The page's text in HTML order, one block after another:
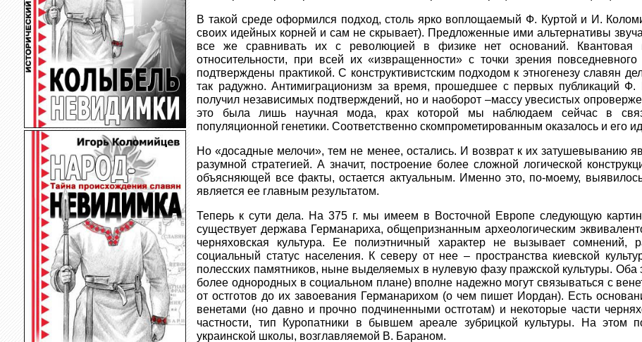
В такой среде оформился подход, столь ярко воплощаемый Ф. Куртой и И.
своих идейных корней и сам не скрывает). Предложенные ими альтернативы
все же сравнивать их с революцией в физике нет оснований. Квантовая
относительности, при всей их «извращенности» с точки зрения
подтверждены практикой. С конструктивистским подходом к этногенезу славян
так радужно. Антимиграционизм за время, прошедшее с первых публикаций Ф.
получил независимых подтверждений, но и наоборот –массу увесистых
это была лишь научная мода, крах которой мы наблюдаем сейчас в
популяционной генетики. Соответственно скомпрометированным оказалось и его
Но «досадные мелочи», тем не менее, остались. И возврат к их затушевыванию
разумной стратегией. А значит, построение более сложной логической
объясняющей все факты, остается актуальным. Именно это, по-моему,
является ее главным результатом.
Теперь к сути дела. На 375 г. мы имеем в Восточной Европе следующую
существует держава Германариха, общепризнанным археологическим
черняховская культура. Ее полиэтничный характер не вызывает сомнений,
социальный статус населения. К северу от нее – пространства киевской
полесских памятников, ныне выделяемых в нулевую фазу пражской культуры. Оба
более однородных в социальном плане) вполне надежно могут связываться с
от остготов до их завоевания Германарихом (о чем пишет Иордан). Есть
венетами (но давно и прочно подчиненными остготам) и некоторые части
частности, тип Куропатники в бывшем ареале зубрицкой культуры. На этом
украинской школы, возглавляемой В. Бараном.